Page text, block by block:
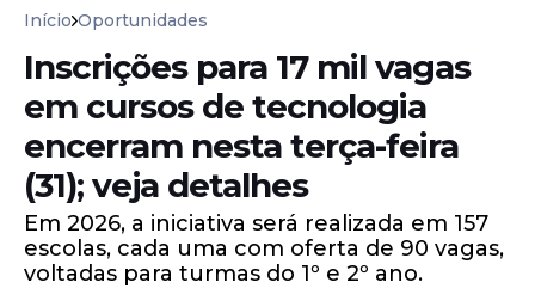
Início Oportunidades
Inscrições para 17 mil vagas
em cursos de tecnologia
encerram nesta terça-feira
(31); veja detalhes
Em 2026, a iniciativa será realizada em 157
escolas, cada uma com oferta de 90 vagas,
voltadas para turmas do 1º e 2º ano.